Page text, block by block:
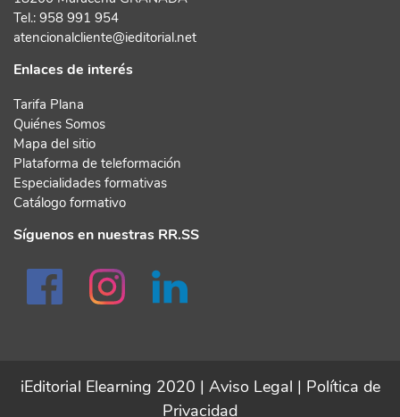
Tel.: 958 991 954
atencionalcliente@ieditorial.net
Enlaces de interés
Tarifa Plana
Quiénes Somos
Mapa del sitio
Plataforma de teleformación
Especialidades formativas
Catálogo formativo
Síguenos en nuestras RR.SS
iEditorial Elearning 2020 | Aviso Legal | Política de
Privacidad